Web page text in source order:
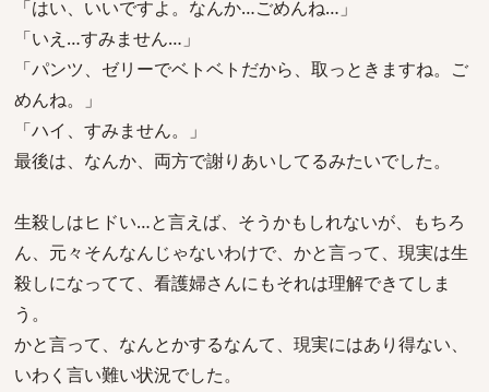
「はい、いいですよ。なんか…ごめんね…」
「いえ…すみません…」
「パンツ、ゼリーでベトベトだから、取っときますね。ご
めんね。」
「ハイ、すみません。」
最後は、なんか、両方で謝りあいしてるみたいでした。
生殺しはヒドい…と言えば、そうかもしれないが、もちろ
ん、元々そんなんじゃないわけで、かと言って、現実は生
殺しになってて、看護婦さんにもそれは理解できてしま
う。
かと言って、なんとかするなんて、現実にはあり得ない、
いわく言い難い状況でした。